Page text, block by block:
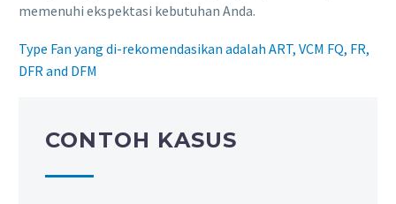
memenuhi ekspektasi kebutuhan Anda.
Type Fan yang di-rekomendasikan adalah ART, VCM FQ, FR,
DFR and DFM
CONTOH KASUS